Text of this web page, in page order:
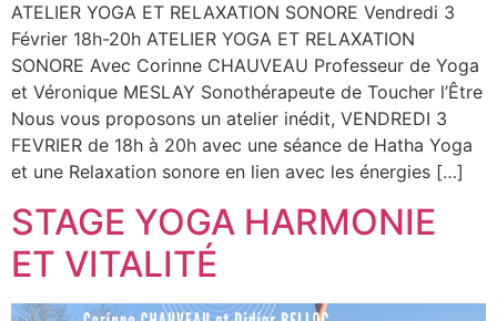
ATELIER YOGA ET RELAXATION SONORE Vendredi 3
Février 18h-20h ATELIER YOGA ET RELAXATION
SONORE Avec Corinne CHAUVEAU Professeur de Yoga
et Véronique MESLAY Sonothérapeute de Toucher l’Être
Nous vous proposons un atelier inédit, VENDREDI 3
FEVRIER de 18h à 20h avec une séance de Hatha Yoga
et une Relaxation sonore en lien avec les énergies […]
STAGE YOGA HARMONIE
ET VITALITÉ